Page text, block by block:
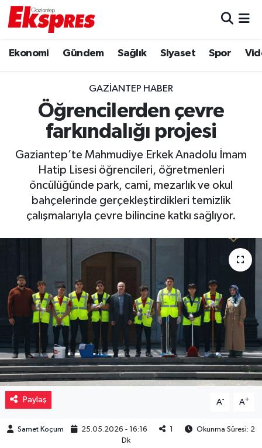
Ekonomi Gündem Sağlık Siyaset Spor
GAZIANTEP HABER
Öğrencilerden çevre
farkındalığı projesi
Gaziantep’te Mahmudiye Erkek Anadolu İmam
Hatip Lisesi öğrencileri, öğretmenleri
öncülüğünde park, cami, mezarlık ve okul
bahçelerinde gerçekleştirdikleri temizlik
çalışmalarıyla çevre bilincine katkı sağlıyor.
Paylaş A- A+
Samet Koçum 25.05.2026 - 16:16 1
Okunma Süresi: 2
Dk
Ekonomi
Gaziantep son dakika
Genel
Gündem
Haberler
Kültür Sanat
Müzik
Piyasa
Resmi İlanlar
Sağlık
Sinemalar
Siyaset
Trafik Durumu
Puan Durumu ve Fikstür
Tüm Manşetler
Son Dakika Haberleri
Haber Arşivi